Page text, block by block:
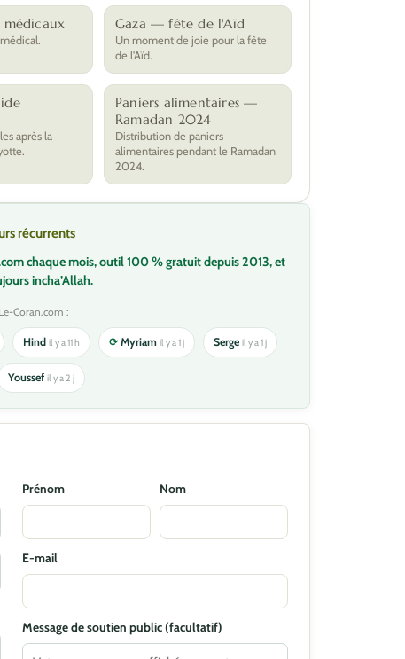
Gaza — fête de l'Aïd
Un moment de joie pour la fête
de l'Aïd.
après la
Paniers alimentaires —
Ramadan 2024
Distribution de paniers
alimentaires pendant le Ramadan
2024.
récurrents
chaque mois, outil 100 % gratuit depuis 2013, et
incha’Allah.
Coran.com :
Hindil y a 11 h ⟳Myriamil y a 1 j Sergeil y a 1 j
Youssefil y a 2 j
Prénom Nom
E-mail
Message de soutien public (facultatif)